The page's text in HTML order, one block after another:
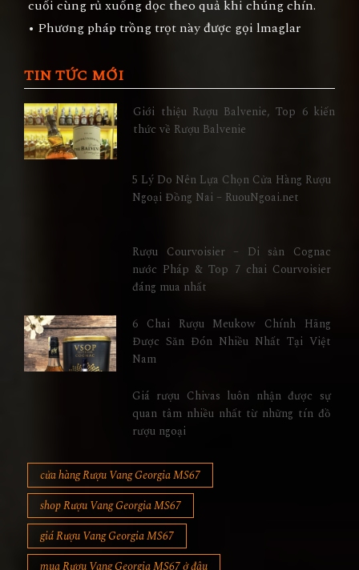
cuối cùng rủ xuống dọc theo quả khi chúng chín.
• Phương pháp trồng trọt này được gọi lmaglar
TIN TỨC MỚI
Giới thiệu Rượu Balvenie, Top 6 kiến
thức về Rượu Balvenie
5 Lý Do Nên Lựa Chọn Cửa Hàng Rượu
Ngoại Đồng Nai – RuouNgoai.net
Rượu Courvoisier – Di sản Cognac
nước Pháp & Top 7 chai Courvoisier
đáng mua nhất
6 Chai Rượu Meukow Chính Hãng
Được Săn Đón Nhiều Nhất Tại Việt
Nam
Giá rượu Chivas luôn nhận được sự
quan tâm nhiều nhất từ những tín đồ
rượu ngoại
cửa hàng Rượu Vang Georgia MS67
shop Rượu Vang Georgia MS67
giá Rượu Vang Georgia MS67
mua Rượu Vang Georgia MS67 ở đâu